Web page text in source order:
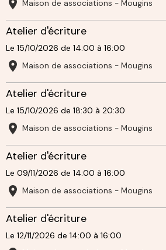
Maison de associations - Mougins
Atelier d'écriture
Le 15/10/2026 de 14:00 à 16:00
Maison de associations - Mougins
Atelier d'écriture
Le 15/10/2026 de 18:30 à 20:30
Maison de associations - Mougins
Atelier d'écriture
Le 09/11/2026 de 14:00 à 16:00
Maison de associations - Mougins
Atelier d'écriture
Le 12/11/2026 de 14:00 à 16:00